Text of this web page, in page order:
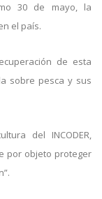
30 de mayo, la
el país.
de esta
sobre pesca y sus
del INCODER,
por objeto proteger